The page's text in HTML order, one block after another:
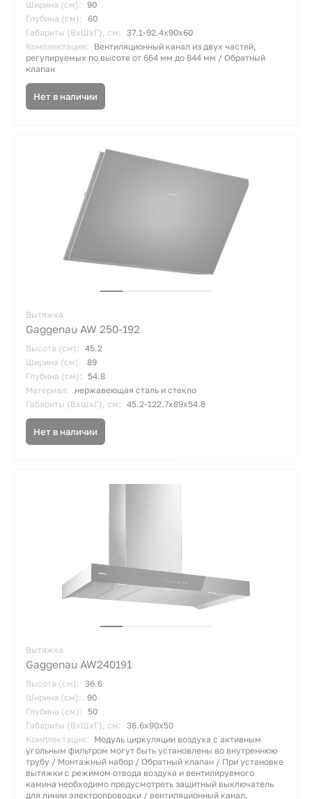
Ширина (см): 90
Глубина (см): 60
Габариты (ВхШхГ), см: 37.1-92.4х90х60
Комплектация:
Вентиляционный канал из двух частей,
регулируемых по высоте от 664 мм до 844 мм / Обратный
клапан
Нет в наличии
Вытяжка
Gaggenau AW 250-192
Высота (см): 45.2
Ширина (см): 89
Глубина (см):
54.8
Материал:
нержавеющая сталь и стекло
Габариты (ВхШхГ), см: 45.2-122.7х89х54.8
Нет в наличии
Вытяжка
Gaggenau AW240191
Высота (см): 36.6
Ширина (см): 90
Глубина (см):
50
Габариты (ВхШхГ), см: 36.6х90х50
Комплектация:
Модуль циркуляции воздуха с активным
угольным фильтром могут быть установлены во внутреннюю
трубу / Монтажный набор / Обратный клапан / При установке
вытяжки с режимом отвода воздуха и вентилируемого
камина необходимо предусмотреть защитный выключатель
для линии электропроводки / вентиляционный канал,